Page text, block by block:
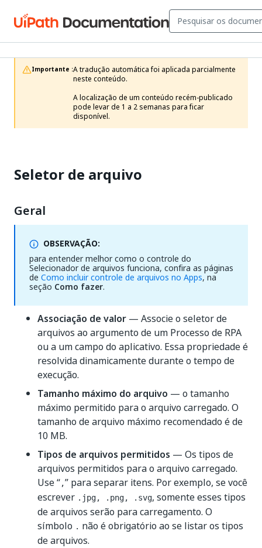
Importante :A tradução automática foi aplicada parcialmente
neste conteúdo.
A localização de um conteúdo recém-publicado
pode levar de 1 a 2 semanas para ficar
disponível.
Seletor de arquivo
Geral
OBSERVAÇÃO:
para entender melhor como o controle do
Selecionador de arquivos funciona, confira as páginas
de Como incluir controle de arquivos no Apps, na
seção Como fazer.
Associação de valor — Associe o seletor de
arquivos ao argumento de um Processo de RPA
ou a um campo do aplicativo. Essa propriedade é
resolvida dinamicamente durante o tempo de
execução.
Tamanho máximo do arquivo — o tamanho
máximo permitido para o arquivo carregado. O
tamanho de arquivo máximo recomendado é de
10 MB.
Tipos de arquivos permitidos — Os tipos de
arquivos permitidos para o arquivo carregado.
Use “,” para separar itens. Por exemplo, se você
escrever .jpg, .png, .svg, somente esses tipos
de arquivos serão para carregamento. O
símbolo . não é obrigatório ao se listar os tipos
de arquivos.